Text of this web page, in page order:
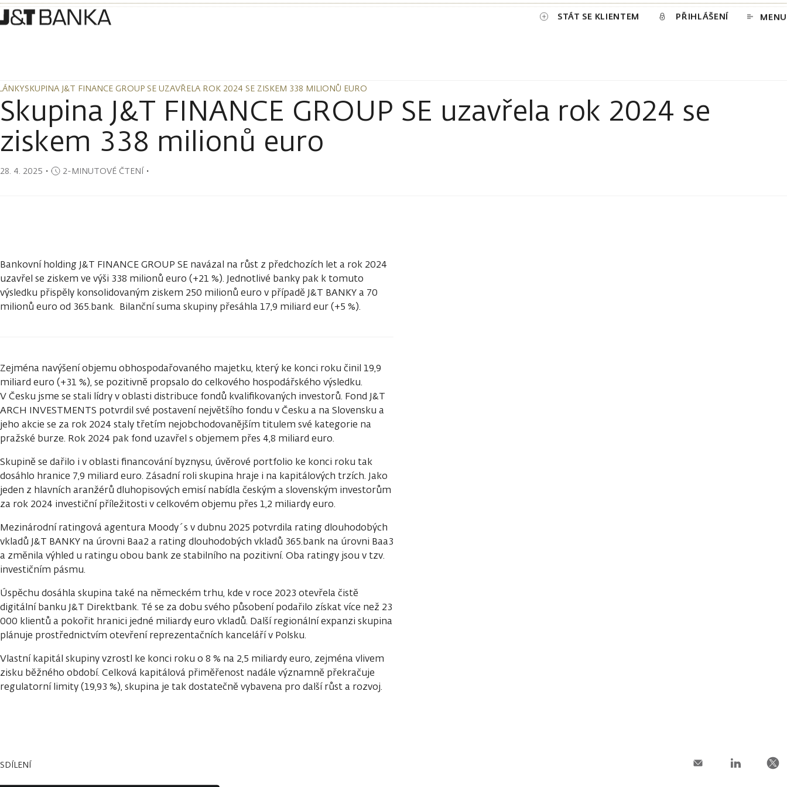
STÁT SE KLIENTEM PŘIHLÁŠENÍ MENU
SKUPINA J&T FINANCE GROUP SE UZAVŘELA ROK 2024 SE ZISKEM 338 MILIONŮ EURO
SKUPINA J&T FINANCE GROUP SE UZAVŘELA ROK 2024 SE ZISKEM 338 MILIONŮ EURO
Skupina J&T FINANCE GROUP SE uzavřela rok 2024 se
ziskem 338 milionů euro
28. 4. 2025 ・ 2-MINUTOVÉ ČTENÍ・
Bankovní holding J&T FINANCE GROUP SE navázal na růst z předchozích let a rok 2024
uzavřel se ziskem ve výši 338 milionů euro (+21 %). Jednotlivé banky pak k tomuto
výsledku přispěly konsolidovaným ziskem 250 milionů euro v případě J&T BANKY a 70
milionů euro od 365.bank. Bilanční suma skupiny přesáhla 17,9 miliard eur (+5 %).
Zejména navýšení objemu obhospodařovaného majetku, který ke konci roku činil 19,9
miliard euro (+31 %), se pozitivně propsalo do celkového hospodářského výsledku.
V Česku jsme se stali lídry v oblasti distribuce fondů kvalifikovaných investorů. Fond J&T
ARCH INVESTMENTS potvrdil své postavení největšího fondu v Česku a na Slovensku a
jeho akcie se za rok 2024 staly třetím nejobchodovanějším titulem své kategorie na
pražské burze. Rok 2024 pak fond uzavřel s objemem přes 4,8 miliard euro.
Skupině se dařilo i v oblasti financování byznysu, úvěrové portfolio ke konci roku tak
dosáhlo hranice 7,9 miliard euro. Zásadní roli skupina hraje i na kapitálových trzích. Jako
jeden z hlavních aranžérů dluhopisových emisí nabídla českým a slovenským investorům
za rok 2024 investiční příležitosti v celkovém objemu přes 1,2 miliardy euro.
Mezinárodní ratingová agentura Moody´s v dubnu 2025 potvrdila rating dlouhodobých
vkladů J&T BANKY na úrovni Baa2 a rating dlouhodobých vkladů 365.bank na úrovni Baa3
a změnila výhled u ratingu obou bank ze stabilního na pozitivní. Oba ratingy jsou v tzv.
investičním pásmu.
Úspěchu dosáhla skupina také na německém trhu, kde v roce 2023 otevřela čistě
digitální banku J&T Direktbank. Té se za dobu svého působení podařilo získat více než 23
000 klientů a pokořit hranici jedné miliardy euro vkladů. Další regionální expanzi skupina
plánuje prostřednictvím otevření reprezentačních kanceláří v Polsku.
Vlastní kapitál skupiny vzrostl ke konci roku o 8 % na 2,5 miliardy euro, zejména vlivem
zisku běžného období. Celková kapitálová přiměřenost nadále významně překračuje
regulatorní limity (19,93 %), skupina je tak dostatečně vybavena pro další růst a rozvoj.
SDÍLENÍ